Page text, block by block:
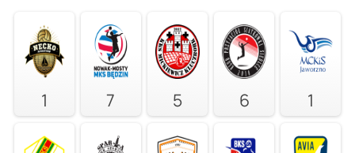
1 7 5 6 1